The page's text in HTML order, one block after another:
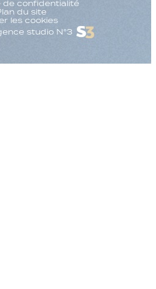
de confidentialité
du site
les cookies
studio N°3